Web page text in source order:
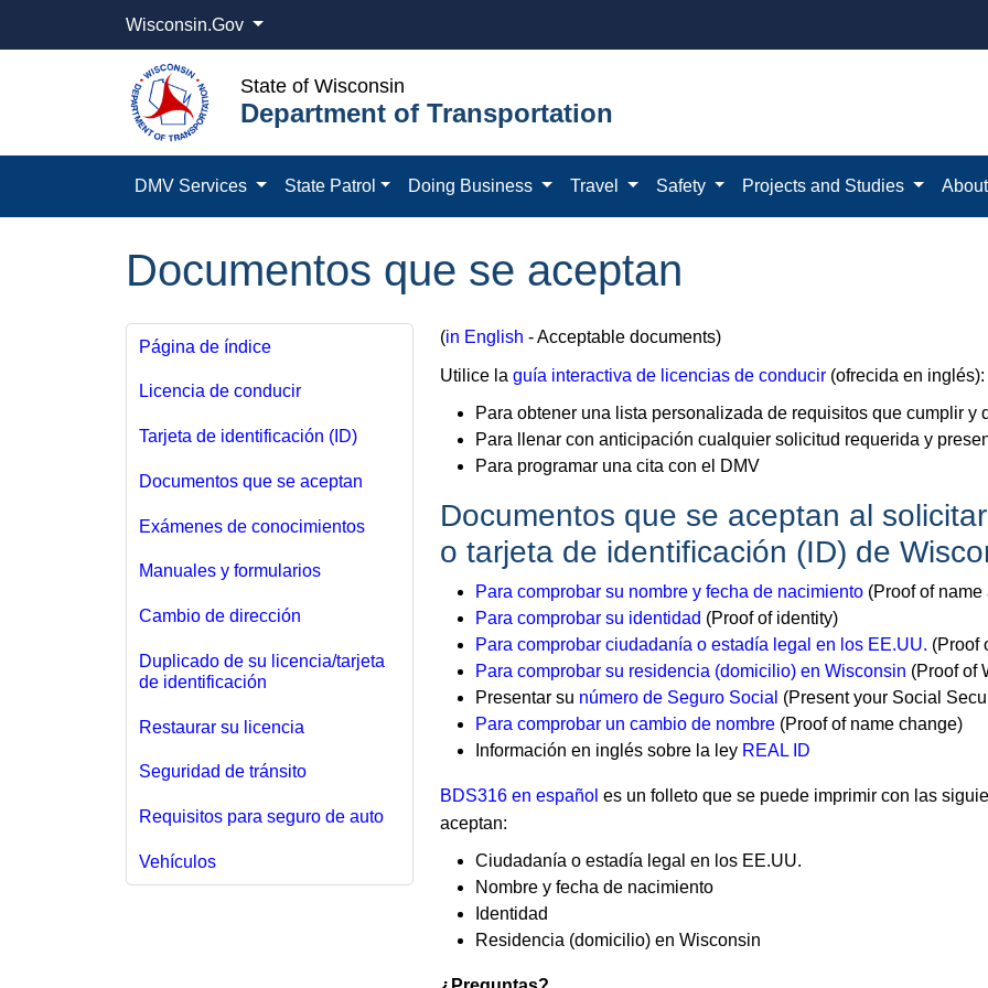
Wisconsin.Gov
State of Wisconsin
Department of Transportation
DMV Services State Patrol Doing Business Travel Safety Projects and Studies
Documentos que se aceptan
Página de índice
Licencia de conducir
Tarjeta de identificación (ID)
Documentos que se aceptan
Exámenes de conocimientos
Manuales y formularios
Cambio de dirección
Duplicado de su licencia/tarjeta
de identificación
Restaurar su licencia
Seguridad de tránsito
Requisitos para seguro de auto
Vehículos
(in English - Acceptable documents)
Utilice la guía interactiva de licencias de conducir (ofrecida en inglés):
Para obtener una lista personalizada de requisitos que cumplir y
Para llenar con anticipación cualquier solicitud requerida y
Para programar una cita con el DMV
Documentos que se aceptan al
o tarjeta de identificación (ID) de
Para comprobar su nombre y fecha de nacimiento (Proof of
Para comprobar su identidad (Proof of identity)
Para comprobar ciudadanía o estadía legal en los EE.UU. (Proof
Para comprobar su residencia (domicilio) en Wisconsin (Proof of
Presentar su número de Seguro Social (Present your Social
Para comprobar un cambio de nombre (Proof of name change)
Información en inglés sobre la ley REAL ID
BDS316 en español es un folleto que se puede imprimir con las
aceptan:
Ciudadanía o estadía legal en los EE.UU.
Nombre y fecha de nacimiento
Identidad
Residencia (domicilio) en Wisconsin